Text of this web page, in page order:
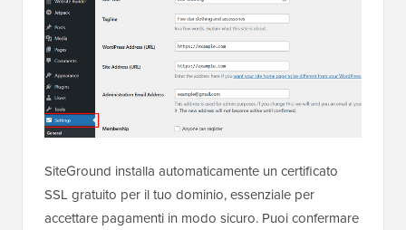
SiteGround installa automaticamente un certificato
SSL gratuito per il tuo dominio, essenziale per
accettare pagamenti in modo sicuro. Puoi confermare